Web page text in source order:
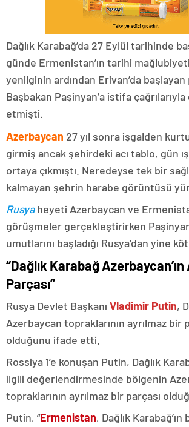
Dağlık Karabağ’da 27 Eylül tarihinde
günde Ermenistan’ın tarihi
yenilginin ardından Erivan’da
Başbakan Paşinyan’a istifa
etmişti.
Azerbaycan 27 yıl sonra işgalden
girmiş ancak şehirdeki acı tablo, gün
ortaya çıkmıştı. Neredeyse tek bir
kalmayan şehrin harabe görüntüsü
Rusyaheyeti Azerbaycan ve
görüşmeler gerçekleştirirken
umutlarını başladığı Rusya’dan yine
“Dağlık Karabağ Azerbaycan’ın
Parçası”
Rusya Devlet Başkanı Vladimir Putin,
Azerbaycan topraklarının ayrılmaz bir
olduğunu ifade etti.
Rossiya 1’e konuşan Putin, Dağlık
ilgili değerlendirmesinde bölgenin
topraklarının ayrılmaz bir parçası
Putin, “Ermenistan, Dağlık Karabağ’ın